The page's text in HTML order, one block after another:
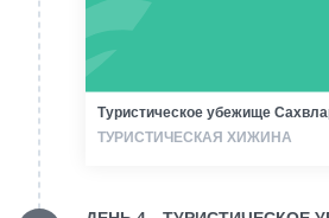
Туристическое убежище
ТУРИСТИЧЕСКАЯ ХИЖИНА